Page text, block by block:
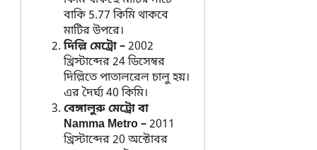
বাকি 5.77 কিমি থাকবে
মাটির উপরে।
দিল্লি মেট্রো –2002
খ্রিস্টাব্দের 24 ডিসেম্বর
দিল্লিতে পাতালরেল চালু হয়।
এর দৈর্ঘ্য 40 কিমি।
বেঙ্গালুরু মেট্রো বা
Namma Metro –2011
খ্রিস্টাব্দের 20 অক্টোবর